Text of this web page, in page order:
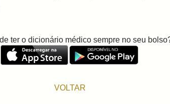
ter o dicionário médico sempre no seu
VOLTAR